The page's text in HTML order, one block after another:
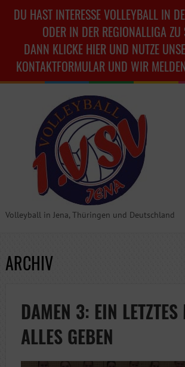
DU HAST INTERESSE VOLLEYBALL IN
ODER IN DER REGIONALLIGA ZU
DANN KLICKE HIER UND NUTZE
KONTAKTFORMULAR UND WIR
Volleyball in Jena, Thüringen und Deutschland
ARCHIV
DAMEN 3: EIN
ALLES GEBEN